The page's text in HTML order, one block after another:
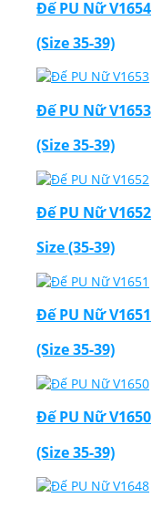
Đế PU Nữ V1654
(Size 35-39)
Đế PU Nữ V1653
(Size 35-39)
Đế PU Nữ V1652
Size (35-39)
Đế PU Nữ V1651
(Size 35-39)
Đế PU Nữ V1650
(Size 35-39)